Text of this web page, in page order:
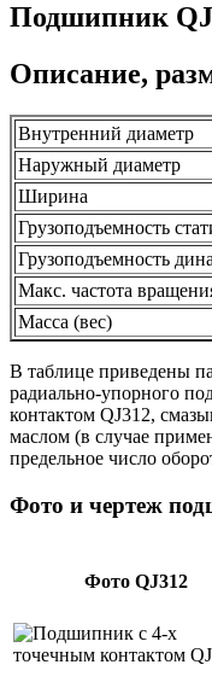
Подшипник
Описание,
Внутренний диаметр
Наружный диаметр
Ширина
Грузоподъемность
Грузоподъемность
Макс. частота
Масса (вес)
В таблице приведены
радиально-упорного
контактом QJ312,
маслом (в случае
предельное число
Фото и чертеж
Фото QJ312